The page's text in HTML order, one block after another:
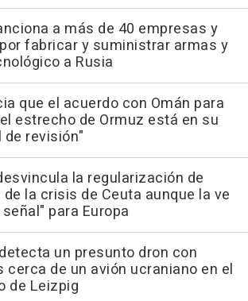
a más de 40 empresas y
fabricar y suministrar armas y
a Rusia
que el acuerdo con Omán para
estrecho de Ormuz está en su
revisión"
la regularización de
la crisis de Ceuta aunque la ve
para Europa
un presunto dron con
cerca de un avión ucraniano en el
de Leizpig